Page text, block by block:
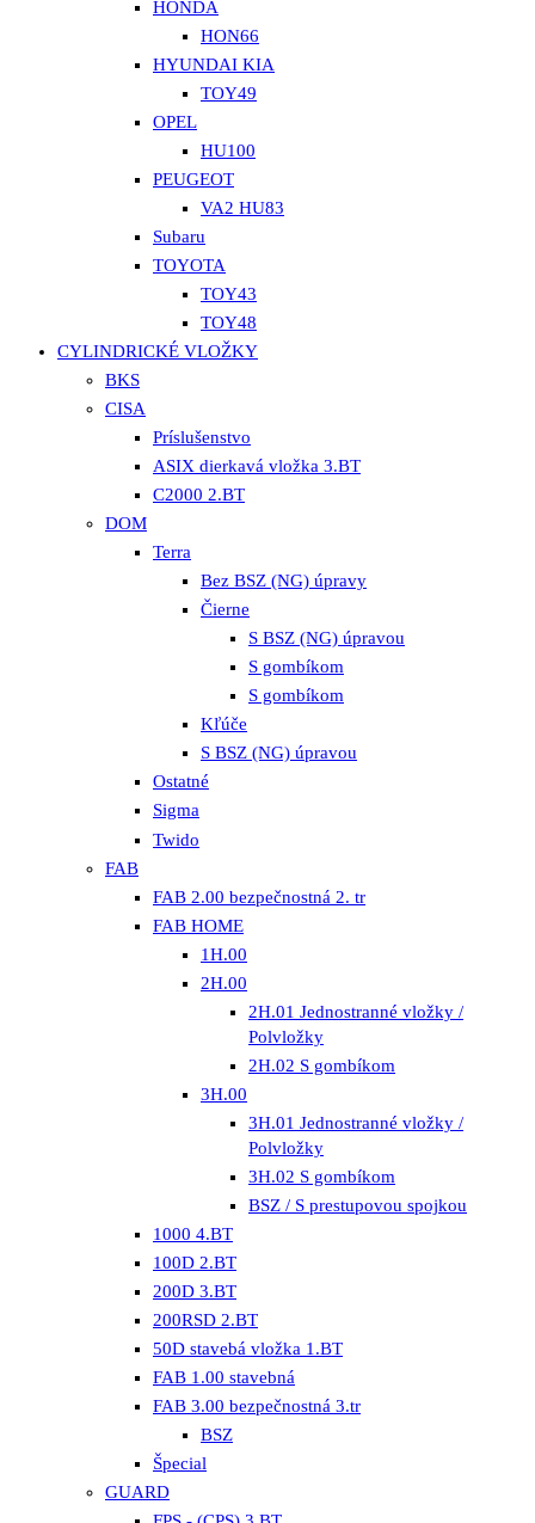
HONDA
HON66
HYUNDAI KIA
TOY49
OPEL
HU100
PEUGEOT
VA2 HU83
Subaru
TOYOTA
TOY43
TOY48
CYLINDRICKÉ VLOŽKY
BKS
CISA
Príslušenstvo
ASIX dierkavá vložka 3.BT
C2000 2.BT
DOM
Terra
Bez BSZ (NG) úpravy
Čierne
S BSZ (NG) úpravou
S gombíkom
S gombíkom
Kľúče
S BSZ (NG) úpravou
Ostatné
Sigma
Twido
FAB
FAB 2.00 bezpečnostná 2. tr
FAB HOME
1H.00
2H.00
2H.01 Jednostranné vložky /
Polvložky
2H.02 S gombíkom
3H.00
3H.01 Jednostranné vložky /
Polvložky
3H.02 S gombíkom
BSZ / S prestupovou spojkou
1000 4.BT
100D 2.BT
200D 3.BT
200RSD 2.BT
50D stavebá vložka 1.BT
FAB 1.00 stavebná
FAB 3.00 bezpečnostná 3.tr
BSZ
Špecial
GUARD